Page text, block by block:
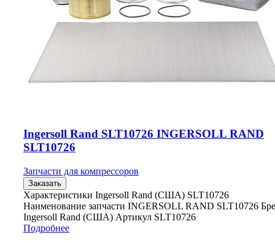
Ingersoll Rand SLT10726 INGERSOLL RAND
SLT10726
Запчасти для компрессоров
Заказать
Характеристики Ingersoll Rand (США) SLT10726
Наименование запчасти INGERSOLL RAND SLT10726
Ingersoll Rand (США) Артикул SLT10726
Подробнее